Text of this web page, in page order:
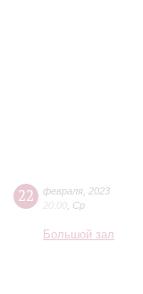
22 февраля 2023
20:00 Ср
Большой зал